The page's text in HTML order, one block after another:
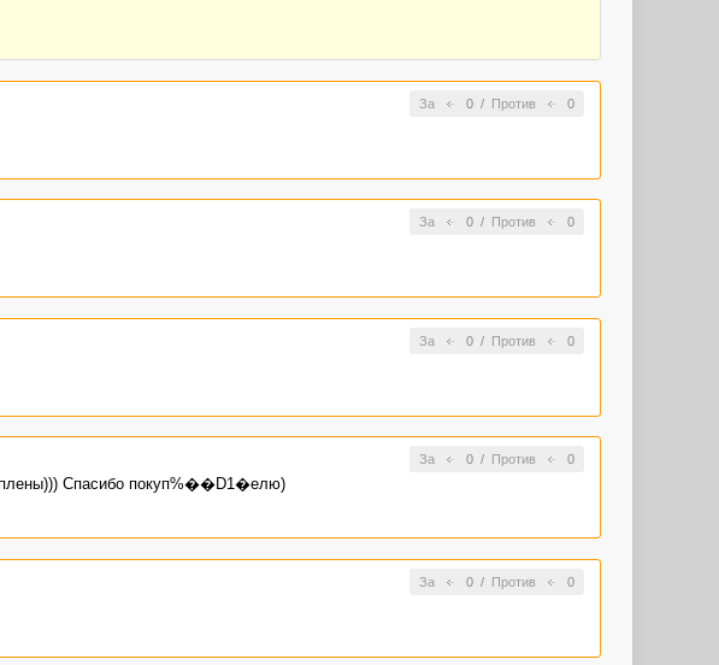
За 0/ Против 0
За 0/ Против 0
За 0/ Против 0
За 0/ Против 0
Спасибо покуп%��D1�елю)
За 0/ Против 0